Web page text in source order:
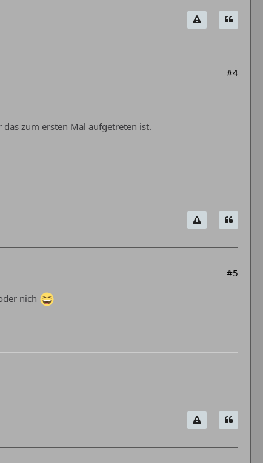
#4
zum ersten Mal aufgetreten ist.
#5
nich